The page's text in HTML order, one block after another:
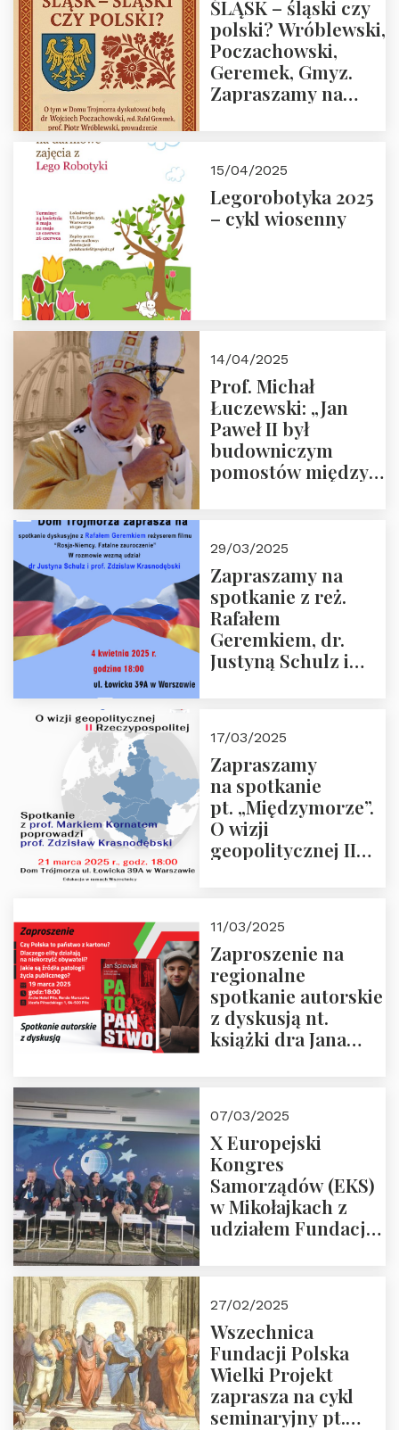
ŚLĄSK – śląski czy
polski? Wróblewski,
Poczachowski,
Geremek, Gmyz.
Zapraszamy na
Trójmorza.
15/04/2025
Legorobotyka 2025
– cykl wiosenny
14/04/2025
Prof. Michał
Łuczewski: „Jan
Paweł II był
budowniczym
pomostów między
29/03/2025
Zapraszamy na
spotkanie z reż.
Rafałem
Geremkiem, dr.
Justyną Schulz i
“Rosja-Niemcy…”
17/03/2025
Zapraszamy
na spotkanie
pt. „Międzymorze”.
O wizji
geopolitycznej II
i prof.
Krasnodębski
11/03/2025
Zaproszenie na
regionalne
spotkanie autorskie
z dyskusją nt.
książki dra Jana
07/03/2025
X Europejski
Kongres
Samorządów (EKS)
w Mikołajkach z
udziałem Fundacji
27/02/2025
Wszechnica
Fundacji Polska
Wielki Projekt
zaprasza na cykl
seminaryjny pt.